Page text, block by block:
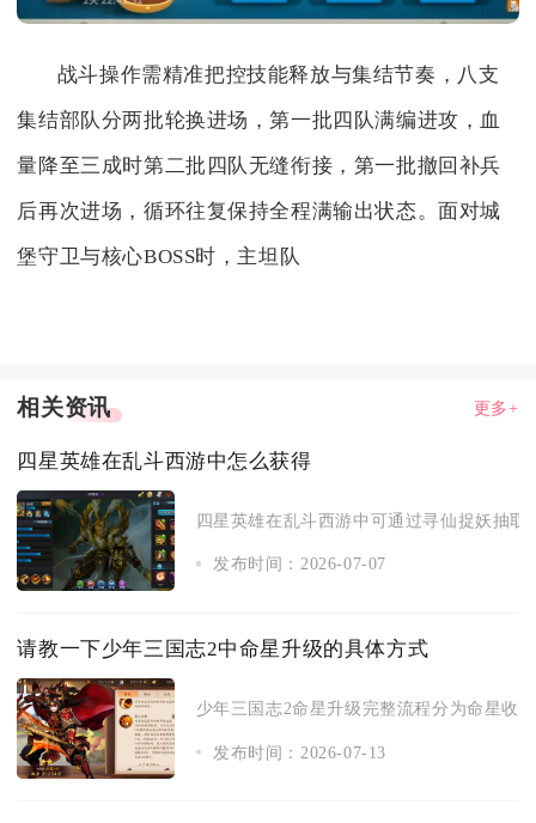
战斗操作需精准把控技能释放与集结节奏，八支
集结部队分两批轮换进场，第一批四队满编进攻，血
量降至三成时第二批四队无缝衔接，第一批撤回补兵
后再次进场，循环往复保持全程满输出状态。面对城
堡守卫与核心BOSS时，主坦队
相关资讯 更多+
四星英雄在乱斗西游中怎么获得
四星英雄在乱斗西游中可通过寻仙捉妖抽
发布时间：2026-07-07
请教一下少年三国志2中命星升级的具体方式
少年三国志2命星升级完整流程分为命星收
发布时间：2026-07-13